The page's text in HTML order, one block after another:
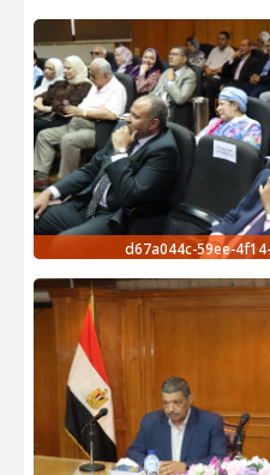
d67a044c-59ee-